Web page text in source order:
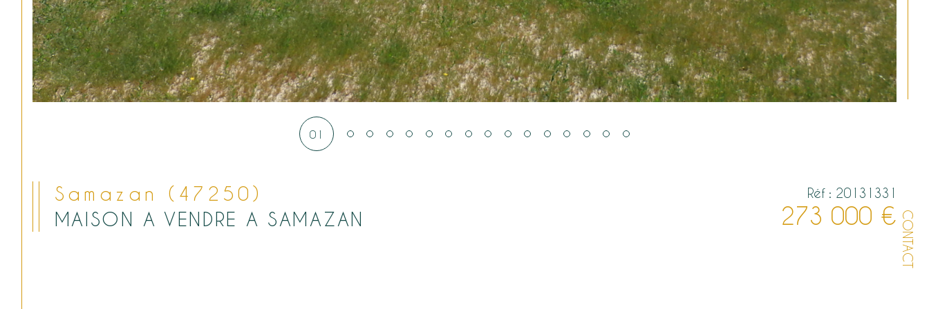
CONTACT
01
Samazan (47250)
MAISON A VENDRE A SAMAZAN
Réf : 20131331
273 000 €